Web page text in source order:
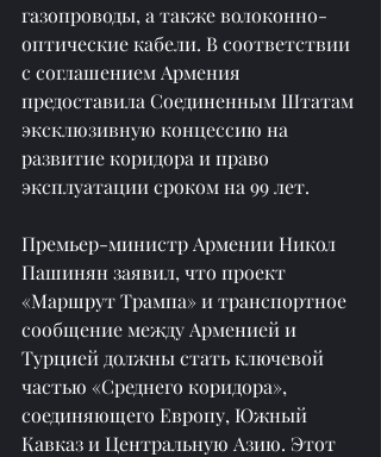
газопроводы, а также волоконно-
оптические кабели. В соответствии
с соглашением Армения
предоставила Соединенным Штатам
эксклюзивную концессию на
развитие коридора и право
эксплуатации сроком на 99 лет.
Премьер-министр Армении Никол
Пашинян заявил, что проект
«Маршрут Трампа» и транспортное
сообщение между Арменией и
Турцией должны стать ключевой
частью «Среднего коридора»,
соединяющего Европу, Южный
Кавказ и Центральную Азию. Этот